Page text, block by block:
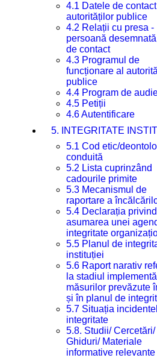
4.1 Datele de
autorităților publice
4.2 Relații cu presa -
persoană
de contact
4.3 Programul de
funcționare al
publice
4.4 Program de
4.5 Petiții
4.6 Autentificare
5. INTEGRITATE
5.1 Cod etic/
conduită
5.2 Lista cuprinzând
cadourile primite
5.3 Mecanismul de
raportare a
5.4 Declarația privind
asumarea unei
integritate
5.5 Planul de
instituției
5.6 Raport narativ
la stadiul
măsurilor prevăzute
și în planul de
5.7 Situația
integritate
5.8. Studii/ Cercetări/
Ghiduri/ Materiale
informative relevante